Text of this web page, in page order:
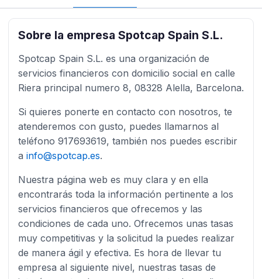
Sobre la empresa Spotcap Spain S.L.
Spotcap Spain S.L. es una organización de
servicios financieros con domicilio social en calle
Riera principal numero 8, 08328 Alella, Barcelona.
Si quieres ponerte en contacto con nosotros, te
atenderemos con gusto, puedes llamarnos al
teléfono 917693619, también nos puedes escribir
a info@spotcap.es.
Nuestra página web es muy clara y en ella
encontrarás toda la información pertinente a los
servicios financieros que ofrecemos y las
condiciones de cada uno. Ofrecemos unas tasas
muy competitivas y la solicitud la puedes realizar
de manera ágil y efectiva. Es hora de llevar tu
empresa al siguiente nivel, nuestras tasas de